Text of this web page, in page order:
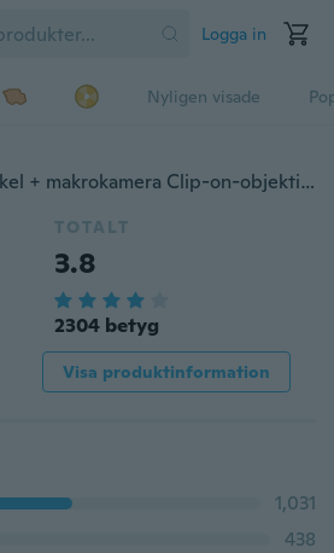
Logga in
Nyligen visade
3 in1 Fish Eye + vidvinkel + makrokamera Clip-on-objektiv för universal mobiltelefon
TOTALT
3.8
2304 betyg
Visa produktinformation
1,031
438